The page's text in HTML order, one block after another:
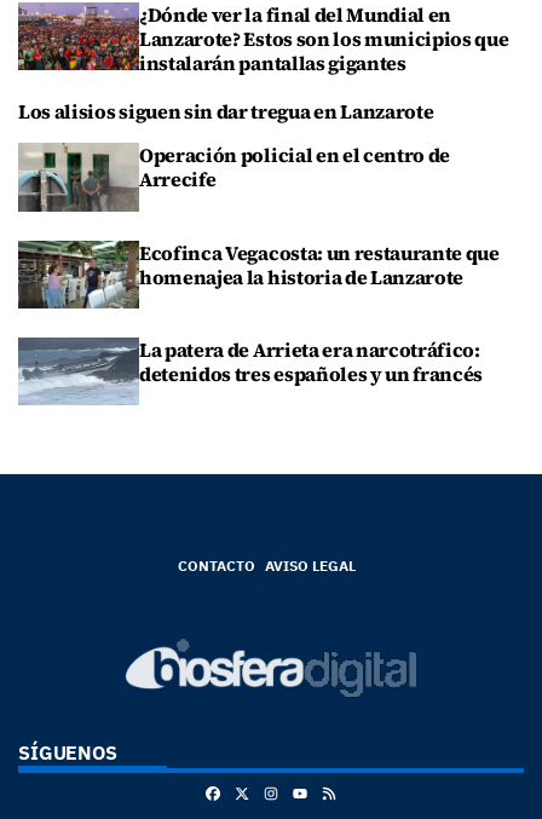
¿Dónde ver la final del Mundial en
Lanzarote? Estos son los municipios que
instalarán pantallas gigantes
Los alisios siguen sin dar tregua en Lanzarote
Operación policial en el centro de
Arrecife
Ecofinca Vegacosta: un restaurante que
homenajea la historia de Lanzarote
La patera de Arrieta era narcotráfico:
detenidos tres españoles y un francés
CONTACTO AVISO LEGAL
SÍGUENOS
FacebookInstagram